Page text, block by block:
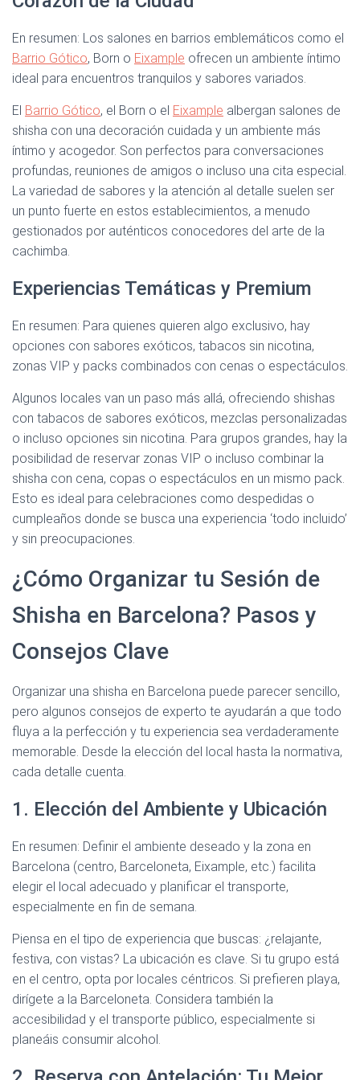
En resumen: Los salones en barrios emblemáticos como el
Barrio Gótico, Born o Eixample ofrecen un ambiente íntimo
ideal para encuentros tranquilos y sabores variados.
El Barrio Gótico, el Born o el Eixample albergan salones de
shisha con una decoración cuidada y un ambiente más
íntimo y acogedor. Son perfectos para conversaciones
profundas, reuniones de amigos o incluso una cita especial.
La variedad de sabores y la atención al detalle suelen ser
un punto fuerte en estos establecimientos, a menudo
gestionados por auténticos conocedores del arte de la
cachimba.
Experiencias Temáticas y Premium
En resumen: Para quienes quieren algo exclusivo, hay
opciones con sabores exóticos, tabacos sin nicotina,
zonas VIP y packs combinados con cenas o espectáculos.
Algunos locales van un paso más allá, ofreciendo shishas
con tabacos de sabores exóticos, mezclas personalizadas
o incluso opciones sin nicotina. Para grupos grandes, hay la
posibilidad de reservar zonas VIP o incluso combinar la
shisha con cena, copas o espectáculos en un mismo pack.
Esto es ideal para celebraciones como despedidas o
cumpleaños donde se busca una experiencia ‘todo incluido’
y sin preocupaciones.
¿Cómo Organizar tu Sesión de
Shisha en Barcelona? Pasos y
Consejos Clave
Organizar una shisha en Barcelona puede parecer sencillo,
pero algunos consejos de experto te ayudarán a que todo
fluya a la perfección y tu experiencia sea verdaderamente
memorable. Desde la elección del local hasta la normativa,
cada detalle cuenta.
1. Elección del Ambiente y Ubicación
En resumen: Definir el ambiente deseado y la zona en
Barcelona (centro, Barceloneta, Eixample, etc.) facilita
elegir el local adecuado y planificar el transporte,
especialmente en fin de semana.
Piensa en el tipo de experiencia que buscas: ¿relajante,
festiva, con vistas? La ubicación es clave. Si tu grupo está
en el centro, opta por locales céntricos. Si prefieren playa,
dirígete a la Barceloneta. Considera también la
accesibilidad y el transporte público, especialmente si
planeáis consumir alcohol.